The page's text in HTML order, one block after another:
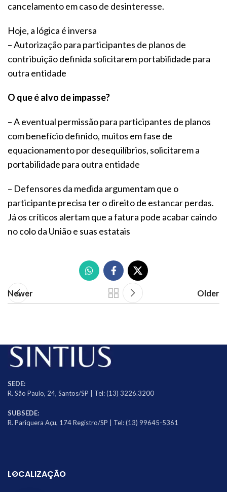
cancelamento em caso de desinteresse.
Hoje, a lógica é inversa
– Autorização para participantes de planos de
contribuição definida solicitarem portabilidade para
outra entidade
O que é alvo de impasse?
– A eventual permissão para participantes de planos
com benefício definido, muitos em fase de
equacionamento por desequilíbrios, solicitarem a
portabilidade para outra entidade
– Defensores da medida argumentam que o
participante precisa ter o direito de estancar perdas.
Já os críticos alertam que a fatura pode acabar caindo
no colo da União e suas estatais
Newer Older
SEDE:
R. São Paulo, 24, Santos/SP | Tel: (13) 3226.3200
SUBSEDE:
R. Pariquera Açu, 174 Registro/SP | Tel: (13) 99645-5361
LOCALIZAÇÃO